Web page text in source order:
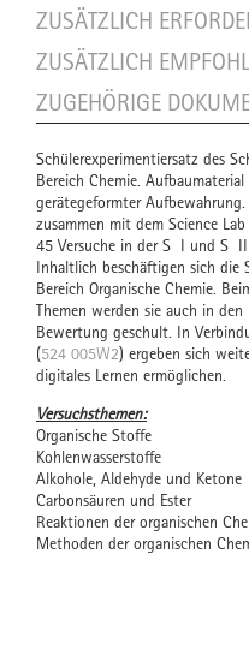
ZUSÄTZLICH
ZUSÄTZLICH
ZUGEHÖRIGE
Schülerexperimentiersatz des
Bereich Chemie.
gerätegeformter
zusammen mit dem Science
45 Versuche in der S I und S II
Inhaltlich beschäftigen sich die
Bereich Organische Chemie.
Themen werden sie auch in
Bewertung geschult. In
(524 005W2) ergeben sich
digitales Lernen ermöglichen.
Versuchsthemen:
Organische Stoffe
Kohlenwasserstoffe
Alkohole, Aldehyde und Ketone
Carbonsäuren und Ester
Reaktionen der organischen
Methoden der organischen